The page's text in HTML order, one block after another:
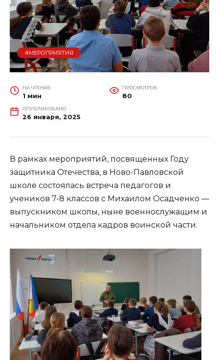
#МЕРОПРИЯТИЯ
НА ЧТЕНИЕ
1 мин
ПРОСМОТРОВ
80
ОПУБЛИКОВАНО
26 января, 2025
В рамках мероприятий, посвященных Году
защитника Отечества, в Ново-Павловской
школе состоялась встреча педагогов и
учеников 7-8 классов с Михаилом Осадченко —
выпускником школы, ныне военнослужащим и
начальником отдела кадров воинской части.